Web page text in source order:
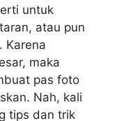
untuk
atau pun
Karena
maka
pas foto
Nah, kali
tips dan trik